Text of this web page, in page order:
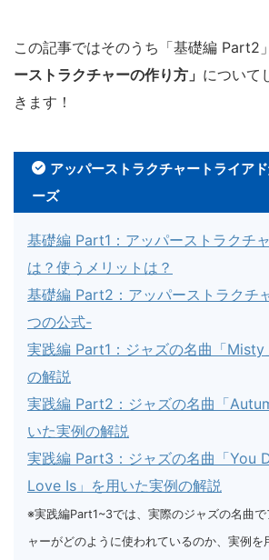
この記事ではそのうち「基礎編 Part2
ーストラクチャーの作り方」 について
きます！
アッパーストラクチャートライア
ーズ
基礎編 Part1：アッパーストラクチ
は？使うメリットは？
基礎編 Part2：アッパーストラクチ
つの公式-
実践編 Part1：ジャズの名曲「Misty
の解説
実践編 Part2：ジャズの名曲「
いた実例の解説
実践編 Part3：ジャズの名曲「You
Love Is」を用いた実例の解説
※実践編Part1~3では、実際のジャズの名曲
ャーがどのように使われているのか、実例を